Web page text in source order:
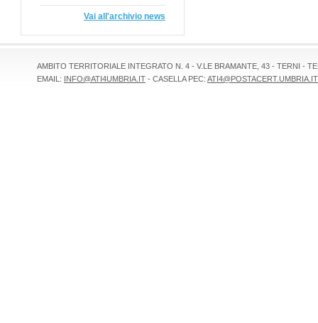
Vai all'archivio news
AMBITO TERRITORIALE INTEGRATO N. 4 - V.LE BRAMANTE, 43 - TERNI -
EMAIL: INFO@ATI4UMBRIA.IT - CASELLA PEC: ATI4@POSTACERT.UMBRIA.IT